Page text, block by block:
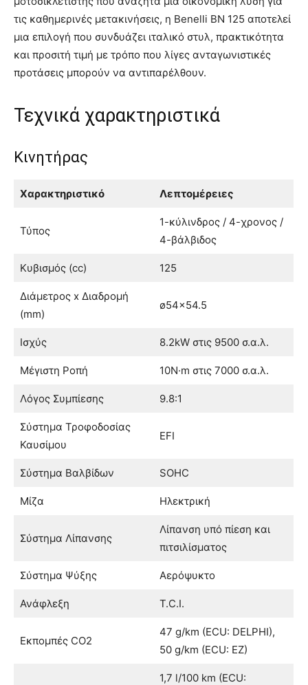
τις καθημερινές μετακινήσεις, η Benelli BN 125 αποτελεί
μια επιλογή που συνδυάζει ιταλικό στυλ, πρακτικότητα
και προσιτή τιμή με τρόπο που λίγες ανταγωνιστικές
προτάσεις μπορούν να αντιπαρέλθουν.
Τεχνικά χαρακτηριστικά
Κινητήρας
Χαρακτηριστικό Λεπτομέρειες
Τύπος
1-κύλινδρος / 4-χρονος /
4-βάλβιδος
Κυβισμός (cc) 125
Διάμετρος x Διαδρομή
(mm)
ø54×54.5
Ισχύς 8.2kW στις 9500 σ.α.λ.
Μέγιστη Ροπή 10N·m στις 7000 σ.α.λ.
Λόγος Συμπίεσης 9.8:1
Σύστημα Τροφοδοσίας
Καυσίμου
EFI
Σύστημα Βαλβίδων SOHC
Μίζα Ηλεκτρική
Σύστημα Λίπανσης
Λίπανση υπό πίεση και
πιτσιλίσματος
Σύστημα Ψύξης Αερόψυκτο
Ανάφλεξη T.C.I.
Εκπομπές CO2
47 g/km (ECU: DELPHI),
50 g/km (ECU: EZ)
1,7 l/100 km (ECU: